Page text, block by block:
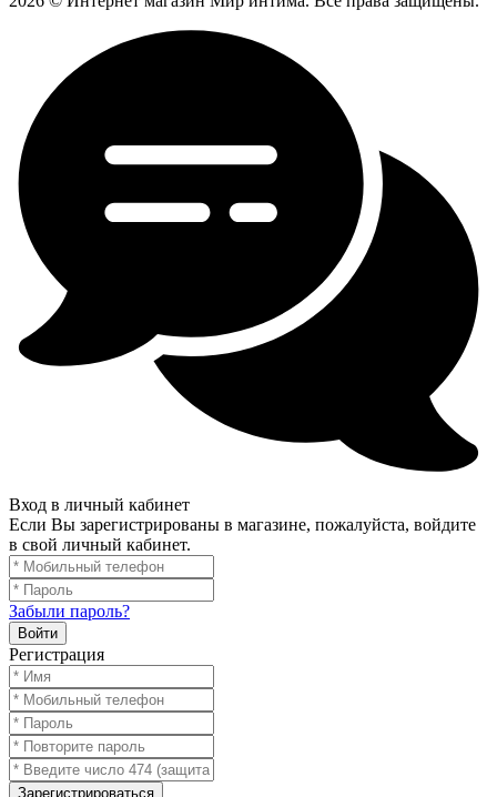
Вход в личный кабинет
Если Вы зарегистрированы в магазине, пожалуйста, войдите
в свой личный кабинет.
Забыли пароль?
Войти
Регистрация
Зарегистрироваться